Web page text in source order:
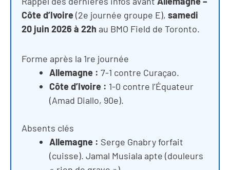
Côte d’Ivoire(2e journée groupe E), samedi
20 juin 2026 à 22h au BMO Field de Toronto.
Forme après la 1re journée
Allemagne : 7-1 contre Curaçao.
Côte d’Ivoire : 1-0 contre l’Équateur
(Amad Diallo, 90e).
Absents clés
Allemagne : Serge Gnabry forfait
(cuisse). Jamal Musiala apte (douleurs